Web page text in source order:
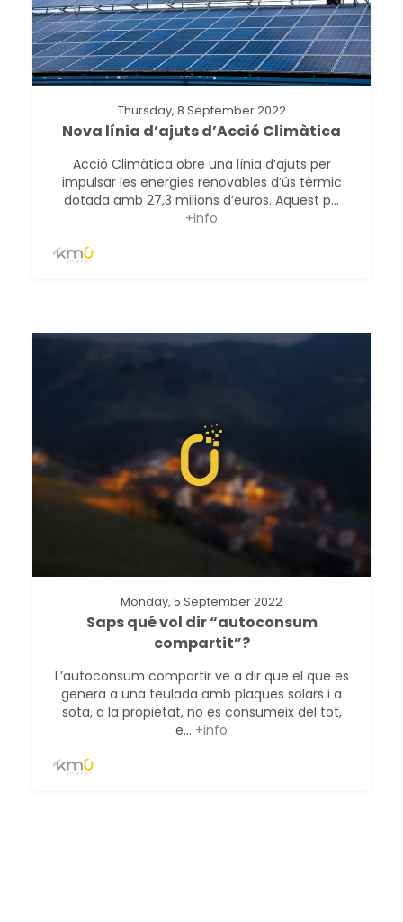
Thursday, 8 September 2022
Nova línia d’ajuts d’Acció Climàtica
Acció Climàtica obre una línia d’ajuts per
impulsar les energies renovables d’ús tèrmic
dotada amb 27,3 milions d’euros. Aquest p...
+info
Monday, 5 September 2022
Saps qué vol dir “autoconsum
compartit”?
L’autoconsum compartir ve a dir que el que es
genera a una teulada amb plaques solars i a
sota, a la propietat, no es consumeix del tot,
e... +info